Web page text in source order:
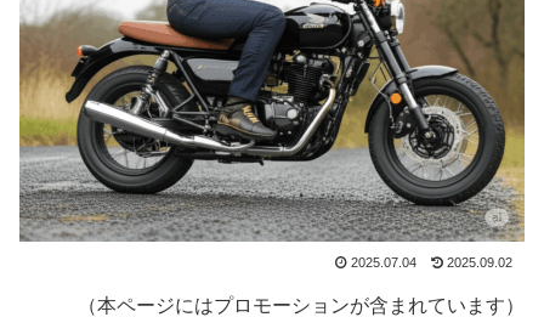
2025.07.04 2025.09.02
（本ページにはプロモーションが含まれています）